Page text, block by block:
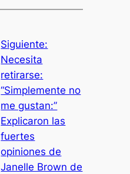
Siguiente:
Necesita
retirarse:
“Simplemente no
me gustan:”
Explicaron las
fuertes
opiniones de
Janelle Brown de